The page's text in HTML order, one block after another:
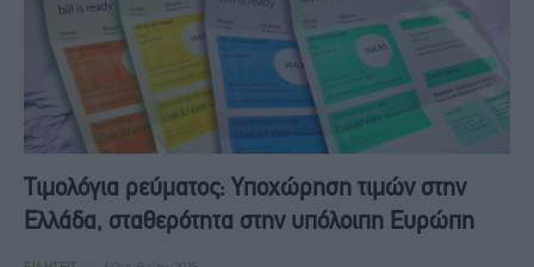
Τιμολόγια ρεύματος: Υποχώρηση τιμών στην
Ελλάδα, σταθερότητα στην υπόλοιπη Ευρώπη